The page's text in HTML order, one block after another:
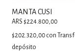
MANTA CUSI
ARS $224.800,00
$202.320,00 con
depósito